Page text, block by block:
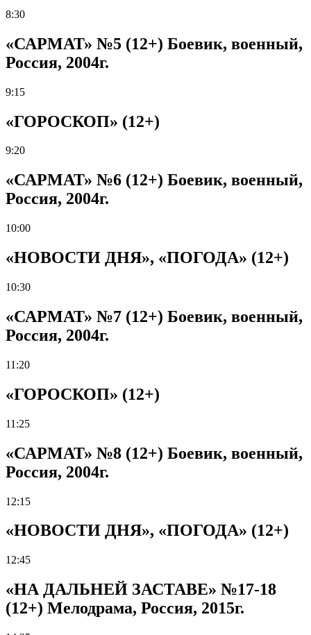
8:30
«САРМАТ» №5 (12+) Боевик, военный,
Россия, 2004г.
9:15
«ГОРОСКОП» (12+)
9:20
«САРМАТ» №6 (12+) Боевик, военный,
Россия, 2004г.
10:00
«НОВОСТИ ДНЯ», «ПОГОДА» (12+)
10:30
«САРМАТ» №7 (12+) Боевик, военный,
Россия, 2004г.
11:20
«ГОРОСКОП» (12+)
11:25
«САРМАТ» №8 (12+) Боевик, военный,
Россия, 2004г.
12:15
«НОВОСТИ ДНЯ», «ПОГОДА» (12+)
12:45
«НА ДАЛЬНЕЙ ЗАСТАВЕ» №17-18
(12+) Мелодрама, Россия, 2015г.